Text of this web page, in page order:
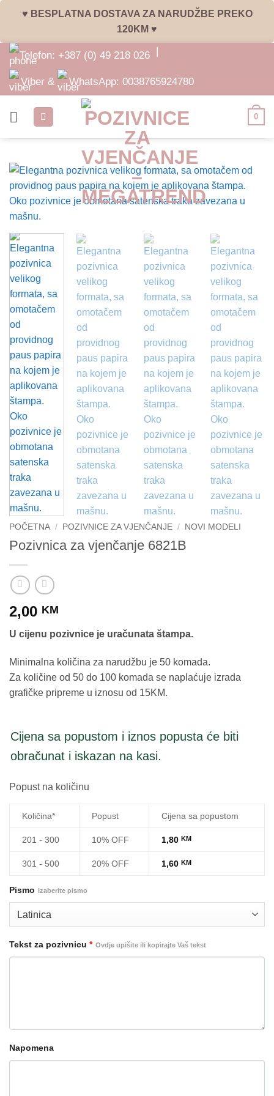
♥ BESPLATNA DOSTAVA ZA NARUDŽBE PREKO
120KM ♥
Skip
content
Telefon: +387 (0) 49 218 026 |
Viber & WhatsApp: 0038765924780
0
POČETNA / POZIVNICE ZA VJENČANJE / NOVI MODELI
Pozivnica za vjenčanje 6821B
2,00 KM
U cijenu pozivnice je uračunata štampa.
Minimalna količina za narudžbu je 50 komada.
Za količine od 50 do 100 komada se naplaćuje izrada
grafičke pripreme u iznosu od 15KM.
Cijena sa popustom i iznos popusta će biti
obračunat i iskazan na kasi.
Popust na količinu
Količina* Popust Cijena sa popustom
201 - 300 10% OFF 1,80 KM
301 - 500 20% OFF 1,60 KM
Pismo Izaberite pismo
Tekst za pozivnicu * Ovdje upišite ili kopirajte Vaš tekst
Napomena